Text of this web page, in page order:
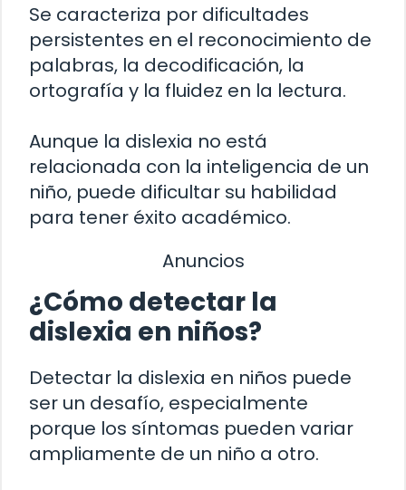
Se caracteriza por dificultades
persistentes en el reconocimiento de
palabras, la decodificación, la
ortografía y la fluidez en la lectura.
Aunque la dislexia no está
relacionada con la inteligencia de un
niño, puede dificultar su habilidad
para tener éxito académico.
Anuncios
¿Cómo detectar la
dislexia en niños?
Detectar la dislexia en niños puede
ser un desafío, especialmente
porque los síntomas pueden variar
ampliamente de un niño a otro.